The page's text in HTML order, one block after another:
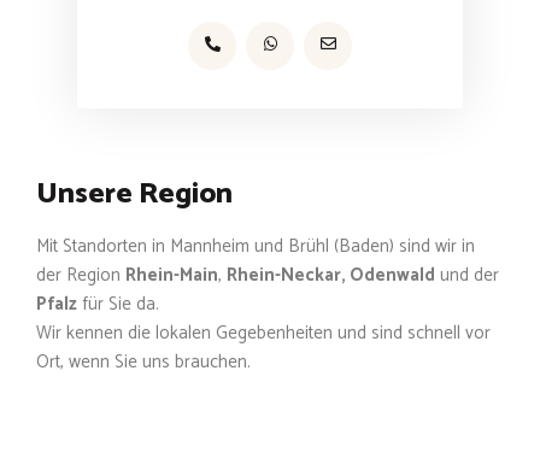
Unsere Region
Mit Standorten in Mannheim und Brühl (Baden) sind wir in
der Region Rhein-Main, Rhein-Neckar, Odenwald und der
Pfalzfür Sie da.
Wir kennen die lokalen Gegebenheiten und sind schnell vor
Ort, wenn Sie uns brauchen.